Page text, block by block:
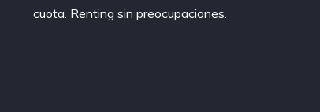
cuota. Renting sin preocupaciones.